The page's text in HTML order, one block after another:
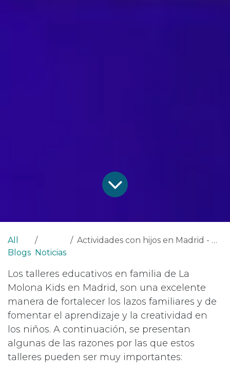
All
Blogs Noticias
Actividades con hijos en Madrid - Talleres sensoriales en familia
Los talleres educativos en familia de La
Molona Kids en Madrid, son una excelente
manera de fortalecer los lazos familiares y de
fomentar el aprendizaje y la creatividad en
los niños. A continuación, se presentan
algunas de las razones por las que estos
talleres pueden ser muy importantes: